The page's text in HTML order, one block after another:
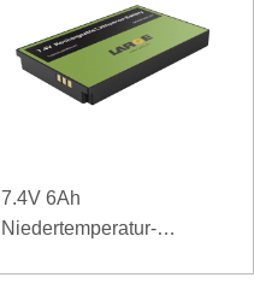
7.4V 6Ah
Niedertemperatur-